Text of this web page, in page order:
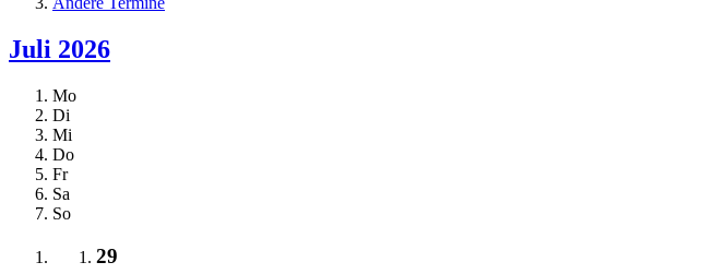
Juli 2026
Mo
Di
Mi
Do
Fr
Sa
So
29